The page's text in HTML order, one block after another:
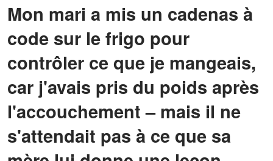
Mon mari a mis un cadenas à
code sur le frigo pour
contrôler ce que je mangeais,
car j'avais pris du poids après
l'accouchement – mais il ne
s'attendait pas à ce que sa